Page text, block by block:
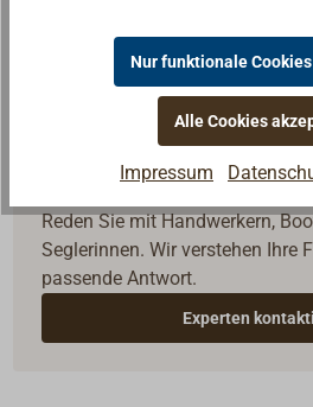
Fragen zum Artikel?
Reden Sie mit Handwerkern,
Seglerinnen. Wir verstehen Ihre
passende Antwort.
Experten
Nur funktionale
Alle Cookies
Impressum